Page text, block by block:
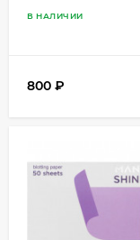
В НАЛИЧИИ
800 ₽